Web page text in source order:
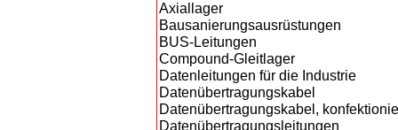
Axiallager
Bausanierungsausrüstungen
BUS-Leitungen
Compound-Gleitlager
Datenleitungen für die Industrie
Datenübertragungskabel
Datenübertragungskabel,
Datenübertragungsleitungen